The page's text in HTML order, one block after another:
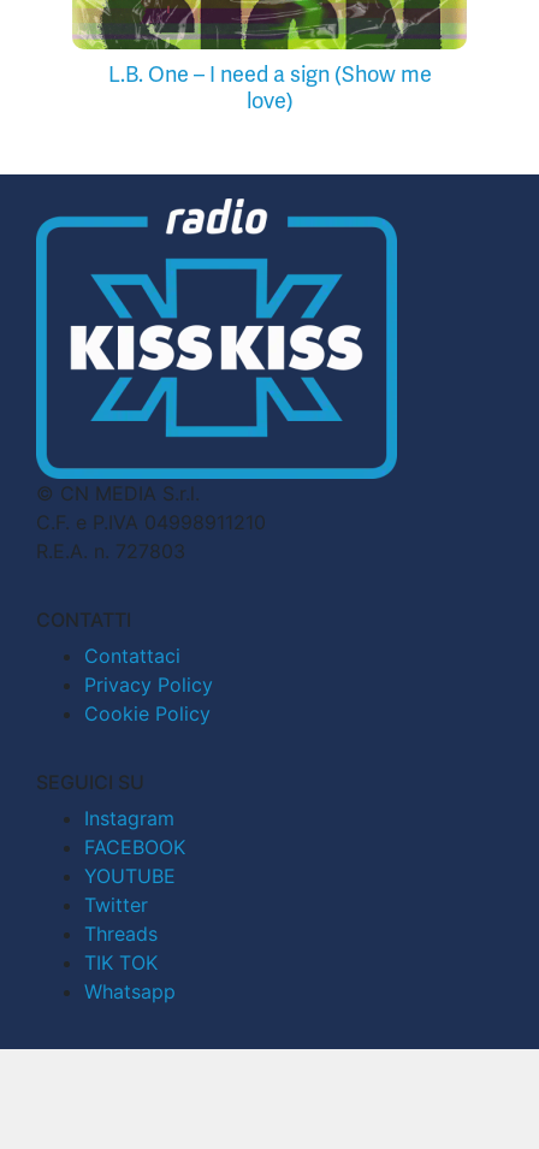
L.B. One – I need a sign (Show me
love)
© CN MEDIA S.r.l.
C.F. e P.IVA 04998911210
R.E.A. n. 727803
CONTATTI
Contattaci
Privacy Policy
Cookie Policy
SEGUICI SU
Instagram
FACEBOOK
YOUTUBE
Twitter
Threads
TIK TOK
Whatsapp